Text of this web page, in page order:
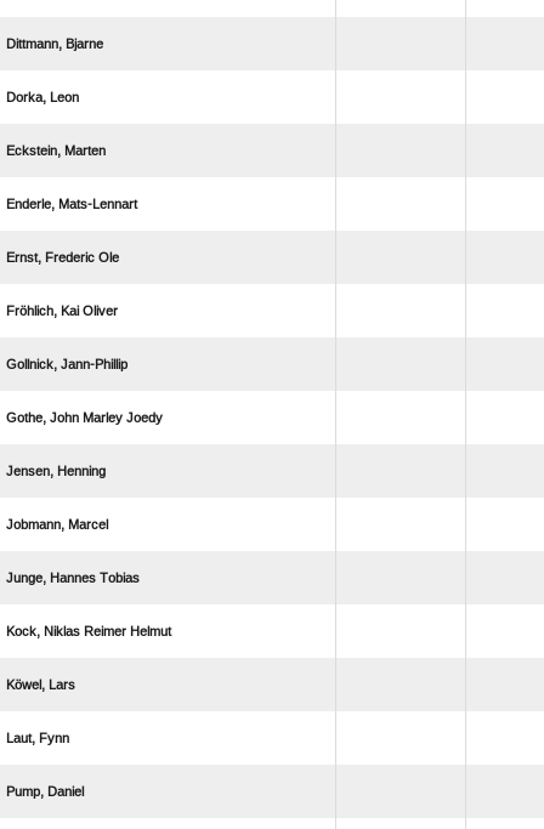
 
 
 
 
  
  
 
   
 
 
  
   
 
 
 